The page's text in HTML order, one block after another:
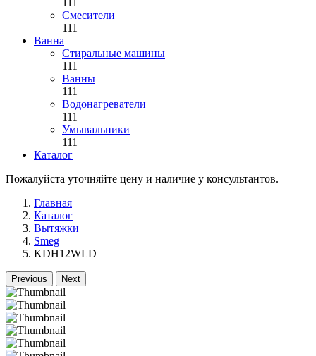
Смесители
111
Ванна
Стиральные машины
111
Ванны
111
Водонагреватели
111
Умывальники
111
Каталог
Пожалуйста уточняйте цену и наличие у консультантов.
Главная
Каталог
Вытяжки
Smeg
KDH12WLD
Previous Next